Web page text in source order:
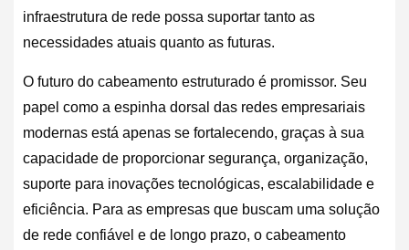
infraestrutura de rede possa suportar tanto as
necessidades atuais quanto as futuras.
O futuro do cabeamento estruturado é promissor. Seu
papel como a espinha dorsal das redes empresariais
modernas está apenas se fortalecendo, graças à sua
capacidade de proporcionar segurança, organização,
suporte para inovações tecnológicas, escalabilidade e
eficiência. Para as empresas que buscam uma solução
de rede confiável e de longo prazo, o cabeamento